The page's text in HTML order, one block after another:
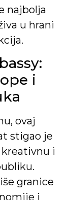
najbolja
u hrani
i
ovaj
stigao je
i
granice
i